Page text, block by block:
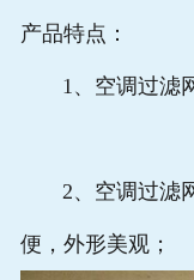
产品特点：
1、空调过滤网
2、空调过滤网
便，外形美观；